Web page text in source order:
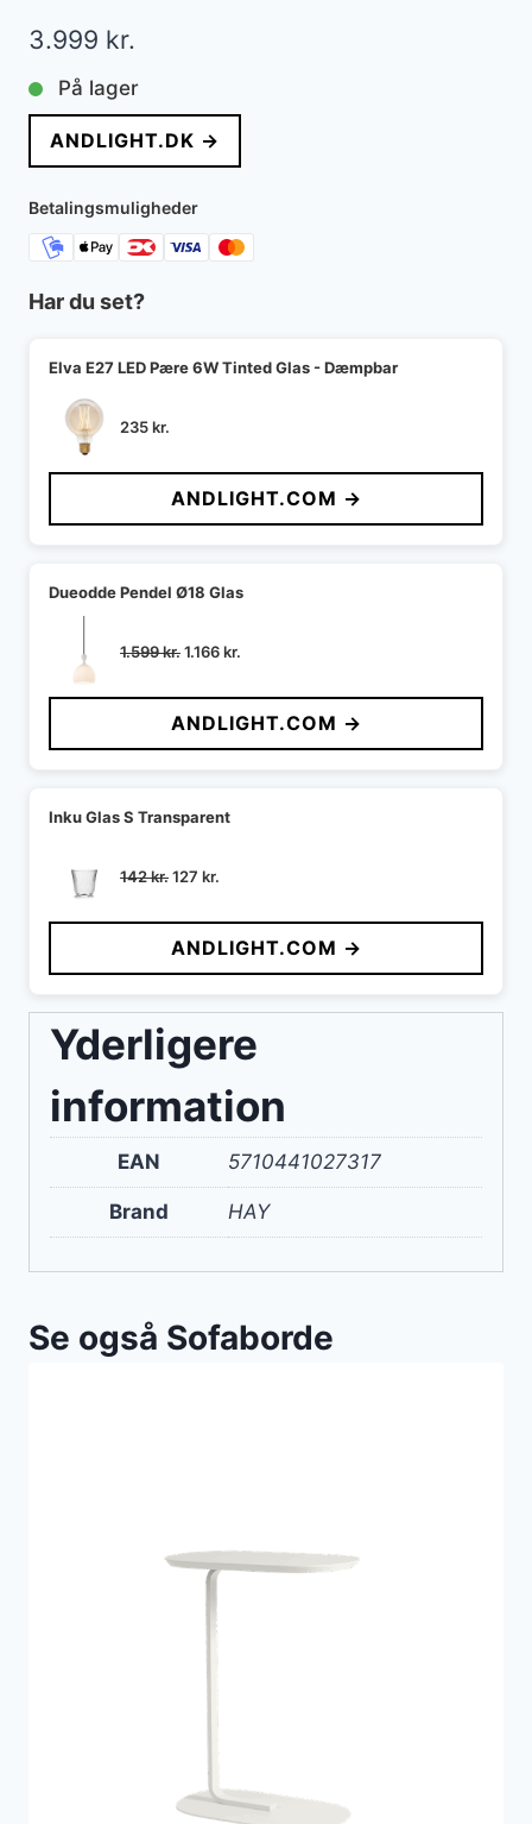
3.999 kr.
På lager
ANDLIGHT.DK →
Betalingsmuligheder
Har du set?
Elva E27 LED Pære 6W Tinted Glas - Dæmpbar
235kr.
ANDLIGHT.COM →
Dueodde Pendel Ø18 Glas
1.599kr.Den
pris
var:
1.599 kr..
1.166kr.
pris
er:
1.166 kr..
ANDLIGHT.COM →
Inku Glas S Transparent
142kr.Den
pris
var:
142 kr..
127 kr.
pris
er:
127 kr..
ANDLIGHT.COM →
Yderligere
information
EAN 5710441027317
Brand HAY
Se også Sofaborde